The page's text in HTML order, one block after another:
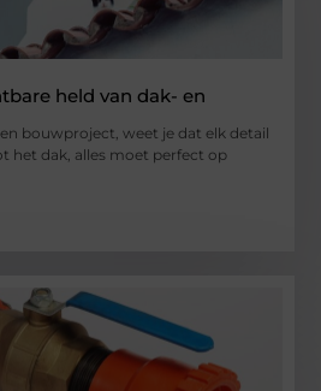
held van dak- en
bouwproject, weet je dat elk detail
het dak, alles moet perfect op